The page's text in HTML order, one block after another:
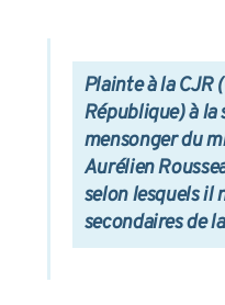
Plainte à la CJR
République) à la
mensonger du
Aurélien
selon lesquels il
secondaires de